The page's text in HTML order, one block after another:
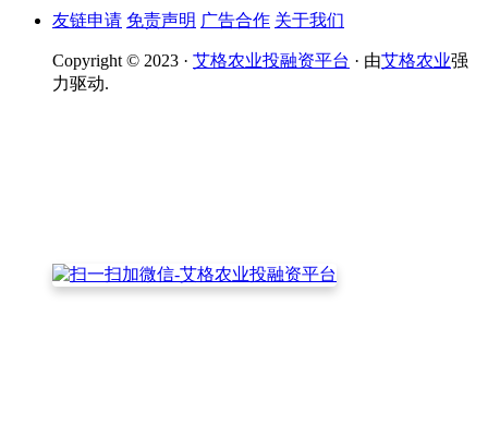
友链申请 免责声明 广告合作 关于我们
Copyright © 2023 · 艾格农业投融资平台 · 由艾格农业强
力驱动.